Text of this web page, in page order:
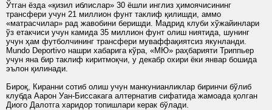
Ўтган ёзда «қизил иблислар» 30 ёшли инглиз ҳимоячисининг
трансфери учун 21 миллион фунт таклиф қилишди, аммо
«матрасчилар» рад жавобини беришди. Мадрид клуби хўжайинлари
ўз етакчиси учун камида 35 миллион фунт олиш ниятида, шунинг
учун ҳам футболчининг трансфери муваффақиятсиз якунланди.
Mundo Deportivo нашри хабарига кўра, «МЮ» раҳбарияти Триппьер
учун яна бир таклиф киритмоқчи, у декабр охири ёки январ бошида
эълон қилинади.
Бироқ, Киранни сотиб олиш учун манкунианликлар биринчи бўлиб
клубда Аарон Уан-Биссакага алтернатив сифатида жамоада қолган
Диого Далотга харидор топишлари керак бўлади.